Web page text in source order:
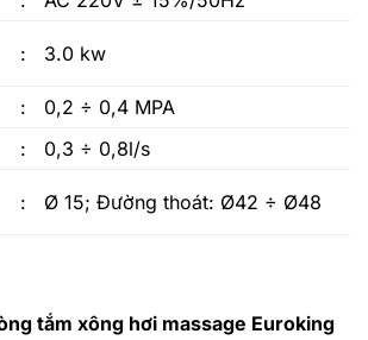
: 3.0 kw
:
0,2 ÷ 0,4 MPA
:
0,3 ÷ 0,8l/s
: Ø 15; Đường thoát: Ø42 ÷ Ø48
tắm xông hơi massage Euroking